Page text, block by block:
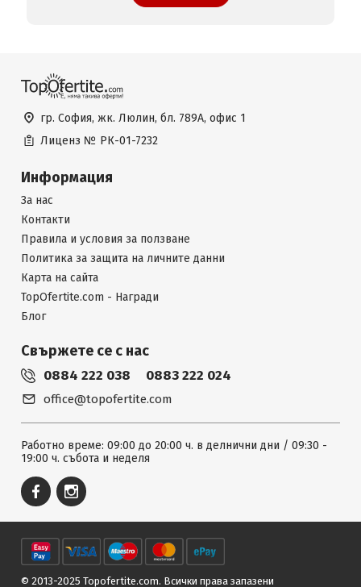
гр. София, жк. Люлин, бл. 789А, офис 1
Лиценз № РК-01-7232
Информация
За нас
Контакти
Правила и условия за ползване
Политика за защита на личните данни
Карта на сайта
TopOfertite.com - Награди
Блог
Свържете се с нас
0884 222 038 0883 222 024
office@topofertite.com
Работно време: 09:00 до 20:00 ч. в делнични дни / 09:30 -
19:00 ч. събота и неделя
© 2013-2025 Topofertite.com. Всички права запазени